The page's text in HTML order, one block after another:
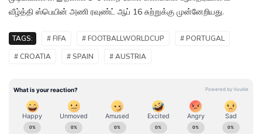
வீழ்த்தி ஸ்பெயின் அணி ரவுண்ட் ஆப் 16 சுற்றுக்கு முன்னேறியது.
TAGS: # FIFA # FOOTBALLWORLDCUP
# PORTUGAL
# CROATIA
# SPAIN # AUSTRIA